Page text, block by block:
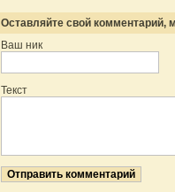
Оставляйте свой комментарий,
Ваш ник
Текст